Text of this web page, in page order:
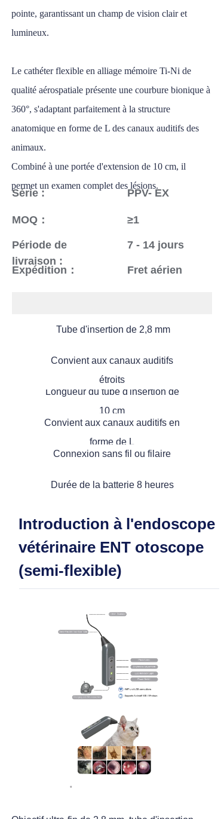
pointe, garantissant un champ de vision clair et
lumineux.
Le cathéter flexible en alliage mémoire Ti-Ni de
qualité aérospatiale présente une courbure bionique à
360°, s'adaptant parfaitement à la structure
anatomique en forme de L des canaux auditifs des
animaux.
Combiné à une portée d'extension de 10 cm, il
permet un examen complet des lésions.
Série : PPV- EX
MOQ： ≥1
Période de
livraison :
Expédition：
7 - 14 jours
Fret aérien
Catégories
> Endoscope multifonctionnel
> Otoscope ORL (semi-flexible)
> Endoscope flexible USB (2,5 mm)
> Endoscope USB flexible (5,2 mm)
> ORL et arthroscopie
Tube d'insertion de 2,8 mm
Longueur du tube d'insertion de
10 cm
Connexion sans fil ou filaire
Convient aux canaux auditifs
étroits
Convient aux canaux auditifs en
forme de L
Durée de la batterie 8 heures
Introduction à l'endoscope
vétérinaire ENT otoscope
(semi-flexible)